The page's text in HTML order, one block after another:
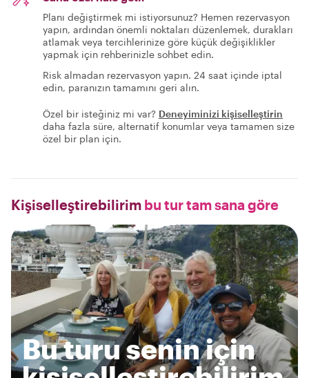
Planı değiştirmek mi istiyorsunuz? Hemen rezervasyon
yapın, ardından önemli noktaları düzenlemek, durakları
atlamak veya tercihlerinize göre küçük değişiklikler
yapmak için rehberinizle sohbet edin.
Risk almadan rezervasyon yapın. 24 saat içinde iptal
edin, paranızın tamamını geri alın.
Özel bir isteğiniz mi var? Deneyiminizi kişiselleştirin
daha fazla süre, alternatif konumlar veya tamamen size
özel bir plan için.
Kişiselleştirebilirim bu tur tam sana göre
Bu turu senin için